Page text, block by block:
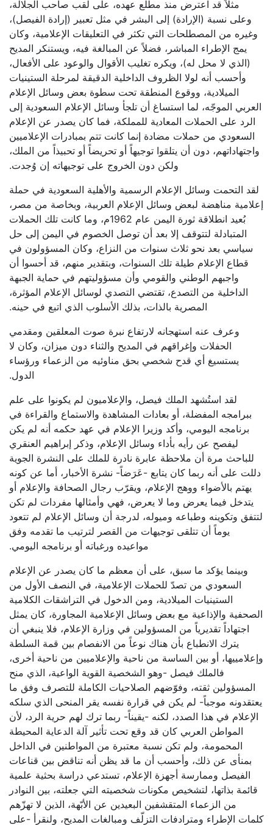
مثلاً قد اعترض منذ مطلع عهده، على لقب صاحب الجلالة،
وعلى نسبة (الإرادة) إلى البشر في مثل تعبير (إرادة الفيصل)،
وغيره من المصطلحات التي تكثر في التعليقات الإعلامية، وكان
يمج الإطراء المباشر، فضلاً عن المبالغة فيه، ويستنكر المديح
(الذي لا محل له)، ويكره تغليب الأقوال والوعود على الأفعال،
وأحسب أنه لولا الظروف الداخلية الدقيقة لمرحلة الستينيات
الميلادية، ووقوع المنطقة تحت سطوة بعض وسائل الإعلام
العربي الموجّه، لما استساغ أن تلجأ وسائل الإعلام السعودية إلى
الرد على الحملات المعادية للمملكة، فما كان يصدر عن الإعلام
السعودي من حملات مضادة إنما كانت تتم بمبادرات الإعلاميين
واجتهاداتهم، دون أن يتلقوا توجيهاً أو تحريضاً أو تحبيذاً من الملك،
ولكن دون الخروج على توجيهاته إن وُجدت.
لقد التحمت وسائل الإعلام الرسمية والأهلية السعودية في حملة
إعلامية مناهضة لبعض وسائل الإعلام العربية، وبخاصة من مصر،
بُعيد انطلاقة ثورة اليمن عام 1962م، وما كانت تلك الحملات
المتبادلة لتتوقف إلا بعد أن توصل الخصوم في اليمن إلى حل
سياسي بعد نحو ثلاث سنوات من النزاع، وكان المسؤولون في
قطاع الإعلام طيلة تلك السنوات، وبتقدير منهم، قد أحسوا أن
واجبهم الوطني والقومي وأن مسؤوليتهم في حماية الجبهة
الداخلية من التصدع، تقتضي التصدي لوسائل الإعلام المؤثرة،
المصرية بالذات، بذلك الأسلوب الذي اتبع في حينه.
وعرف عنه استهجانه لارتفاع نبرة صوت المعلقين ومقدمي
الحفلات وإغراقهم في المديح والثناء دون ميزان، وكان لا
يستسيغ أي قدح شخصي بحق مناوئيه من الزعماء ورؤساء
الدول.
لقد استُشهد الملك فيصل، والإعلاميون لم يكونوا على علم
ببرامجه المفضلة، أو بعادات المشاهدة والاستماع والقراءة في
برنامجه اليومي، وأكد وزيرا الإعلام في عهد حكمه أنه لم يكن
ليفصح عن رأيه بأداء وسائل الإعلام، وذكر إبراهيم العنقري
للباحث مرة أن ملاحظة عابرة نادرة للملك على النشرة الجوية
دللت على أنه ربما كان يتابع -عَرَضاً- نشرة الأخبار، أما عن كونه
يهتم بالأضواء ووهج الإعلام، ويقرّب رجال الصحافة والإعلام أو
يتدخل فيما يعرض وما لا يعرض، فهي وأمثالها مفردات لم تكن
لتتفق وتكوينه وطباعه وميوله، لدرجة أن وسائل الإعلام لم تتعود
يوماً أن تتلقى توجيهات من القصر لترتيب ما تقدمه وفق
مواعيده ورغباته أو برنامجه اليومي.
وبينما يؤكد ما سبق، على أن معظم ما كان يصدر عن الإعلام
السعودي من تصدّ للحملات الإعلامية، في النصف الأول من
الستينيات الميلادية، ومن الدخول في التراشقات الكلامية
الصحفية والإذاعية مع بعض وسائل الإعلامية المجاورة، كان يمثل
اجتهاداً تقديرياً من المسؤولين في وزارة الإعلام، فلا ينبغي أن
يترك الانطباع بأن هناك نوعاً من الانفصام بين قمة السلطة
وإعلامييها، أو بين الساسة من ناحية والإعلاميين من ناحية أخرى،
فالملك فيصل -وهو الشخصية القوية الواعية، الذي منح
المسؤولين ثقته، وفوّضهم الصلاحيات الكاملة للتصرف وفق ما
يعتقدونه موجباً- لم يكن في قرارة نفسه يقر المنحى الذي سلكه
الإعلام في هذا الصدد، لكنه -يقيناً- ربما ترك لهم حرية الرد، لأن
المواطن العربي كان قد وقع تحت تأثير آلة الدعاية المحيطة
المحمومة، ولم تكن نسبة معتبرة من المواطنين في الداخل
بمنأى عن ذلك، وأحسب أن ما قد يظن أنه تناقض بين قناعات
الفيصل وممارسة أجهزة الإعلام، تستدعي دراسة بحثية علمية
قائمة بذاتها، لتشخيص مكونات شخصيته التي جعلته، بين النوادر
من الزعماء المتقشفين البعيدين عن الأبّهة، الذين لا تهزّهم
كلمات الإطراء ومترادفات التزلّف ومبالغات المديح، ولنقرأ -على